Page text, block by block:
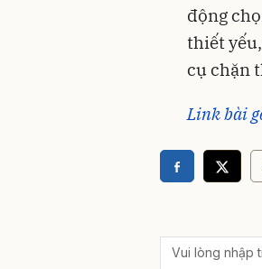
động
thiết
cụ chặn
Link bài